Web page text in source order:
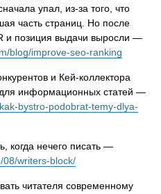
упал, из-за того, что
часть страниц. Но после
и позиция выдачи выросли —
blog/improve-seo-ranking
и Кей-коллектора
информационных статей —
bystro-podobrat-temy-dlya-
когда нечего писать —
08/writers-block/
читателя современному